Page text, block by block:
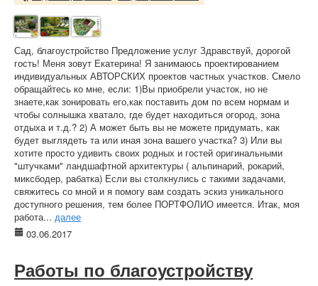
Сад, благоустройство Предложение услуг Здравствуй, дорогой
гость! Меня зовут Екатерина! Я занимаюсь проектированием
индивидуальных АВТОРСКИХ проектов частных участков. Смело
обращайтесь ко мне, если: 1)Вы приобрели участок, но не
знаете,как зонировать его,как поставить дом по всем нормам и
чтобы солнышка хватало, где будет находиться огород, зона
отдыха и т.д.? 2) А может быть вы не можете придумать, как
будет выглядеть та или иная зона вашего участка? 3) Или вы
хотите просто удивить своих родных и гостей оригинальными
"штучками" ландшафтной архитектуры ( альпинарий, рокарий,
миксбодер, рабатка) Если вы столкнулись с такими задачами,
свяжитесь со мной и я помогу вам создать эскиз уникального
доступного решения, тем более ПОРТФОЛИО имеется. Итак, моя
работа... далее
03.06.2017
Работы по благоустройству